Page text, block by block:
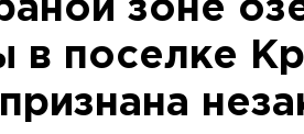
зоне
в поселке